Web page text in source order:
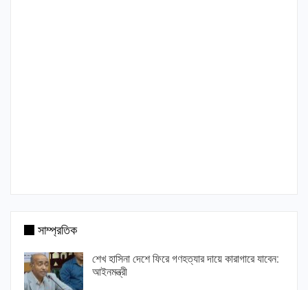
সাম্প্রতিক
শেখ হাসিনা দেশে ফিরে গণহত্যার দায়ে কারাগারে যাবেন:
আইনমন্ত্রী